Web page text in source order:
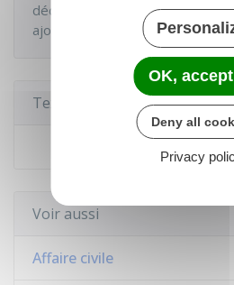
décompte comme délai
ajoute un délai exprimé en
Textes de référence
Code de procédure civile
Voir aussi
Affaire civile
OK,
Deny all
Privacy